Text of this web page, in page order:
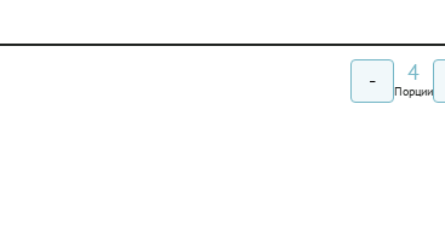
- 4
Порции